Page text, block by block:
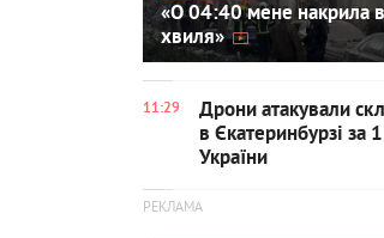
«О 04:40 мене накрила
хвиля»
11:29
Дрони атакували
в Єкатеринбурзі за
України